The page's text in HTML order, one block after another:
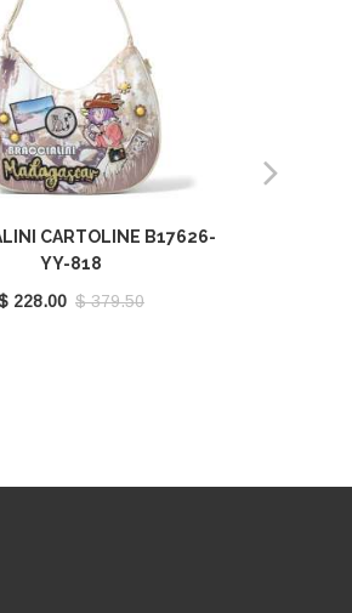
CARTOLINE B17626-
YY-818
228.00 $ 379.50